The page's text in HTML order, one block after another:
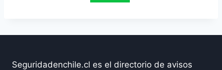
Seguridadenchile.cl es el directorio de avisos